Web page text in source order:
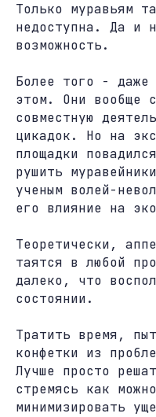
Только муравьям
недоступна. Да и
возможность.
Более того - даже
этом. Они вообще
совместную
цикадок. Но на
площадки
рушить
ученым волей-
его влияние на
Теоретически,
таятся в любой
далеко, что
состоянии.
Тратить время,
конфетки из
Лучше просто
стремясь как
минимизировать